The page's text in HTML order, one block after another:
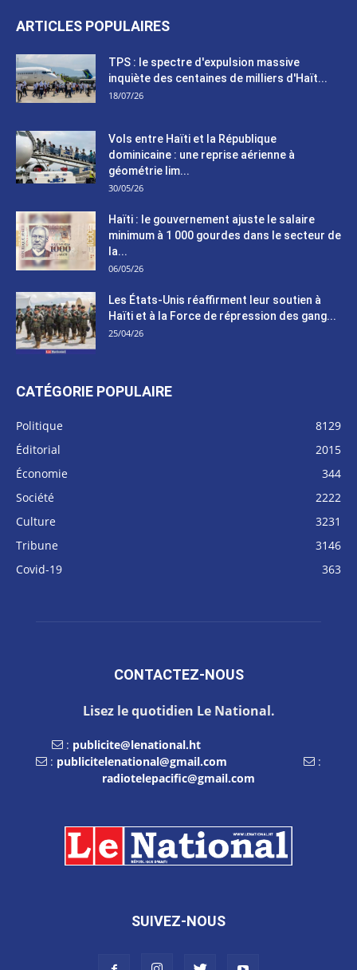
ARTICLES POPULAIRES
TPS : le spectre d'expulsion massive
inquiète des centaines de milliers d'Haït...
18/07/26
Vols entre Haïti et la République
dominicaine : une reprise aérienne à
géométrie lim...
30/05/26
Haïti : le gouvernement ajuste le salaire
minimum à 1 000 gourdes dans le secteur de
la...
06/05/26
Les États-Unis réaffirment leur soutien à
Haïti et à la Force de répression des gang...
25/04/26
CATÉGORIE POPULAIRE
Politique
8129
Éditorial
2015
Économie
344
Société
2222
Culture
3231
Tribune
3146
Covid-19
363
CONTACTEZ-NOUS
Lisez le quotidien Le National.
: publicite@lenational.ht
: publicitelenational@gmail.com
:
radiotelepacific@gmail.com
SUIVEZ-NOUS